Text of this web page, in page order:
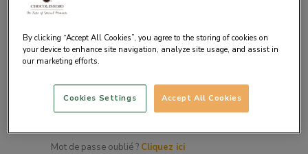
Mot de passe:
Si vous êtes un nouveau client,créez votre
Mot de passe oublié ? Cliquez ici
By clicking “Accept All Cookies”, you agree to the storing of cookies on
your device to enhance site navigation, analyze site usage, and assist in
our marketing efforts.
Accept All Cookies
Cookies Settings